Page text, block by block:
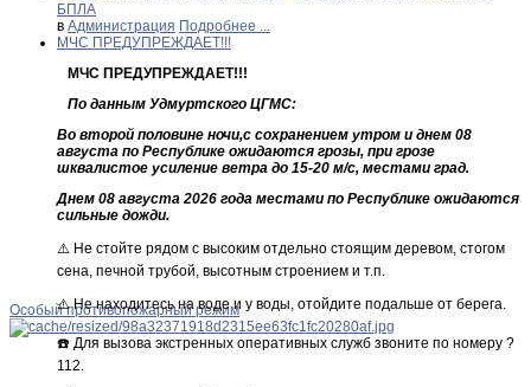
Особый противопожарный режим
БПЛА
в Администрация Подробнее ...
МЧС ПРЕДУПРЕЖДАЕТ!!!
МЧС ПРЕДУПРЕЖДАЕТ!!!
По данным Удмуртского ЦГМС:
Во второй половине ночи,с сохранением утром и днем 08
августа по Республике ожидаются грозы, при грозе
шквалистое усиление ветра до 15-20 м/с, местами град.
Днем 08 августа 2026 года местами по Республике ожидаются
сильные дожди.
⚠️ Не стойте рядом с высоким отдельно стоящим деревом, стогом
сена, печной трубой, высотным строением и т.п.
⚠️ Не находитесь на воде и у воды, отойдите подальше от берега.
☎️ Для вызова экстренных оперативных служб звоните по номеру ?
112.